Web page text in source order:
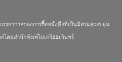
รยากาศของการซื้อหนังสือที่เป็นมิตรและอบอุ่น
โดยสำนักพิมพ์ในเครืออมรินทร์